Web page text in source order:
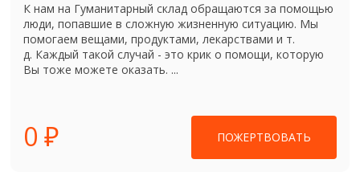
К нам на Гуманитарный склад обращаются за помощью
люди, попавшие в сложную жизненную ситуацию. Мы
помогаем вещами, продуктами, лекарствами и т.
д. Каждый такой случай - это крик о помощи, которую
Вы тоже можете оказать. ...
0 ₽ ПОЖЕРТВОВАТЬ